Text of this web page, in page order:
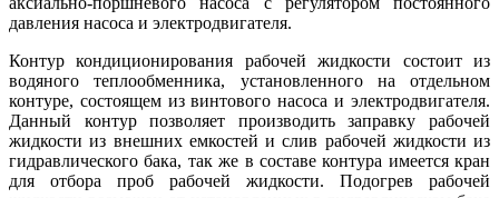
давления насоса и электродвигателя.
Контур кондиционирования рабочей жидкости состоит из
водяного теплообменника, установленного на отдельном
контуре, состоящем из винтового насоса и электродвигателя.
Данный контур позволяет производить заправку рабочей
жидкости из внешних емкостей и слив рабочей жидкости из
гидравлического бака, так же в составе контура имеется кран
для отбора проб рабочей жидкости. Подогрев рабочей